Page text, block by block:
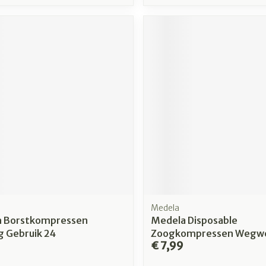
Borstkompressen
Gebruik 24
Medela
Medela Disposable
Zoogkompressen
€ 7,99